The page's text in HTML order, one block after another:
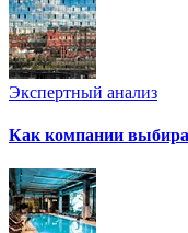
Экспертный анализ
Как компании